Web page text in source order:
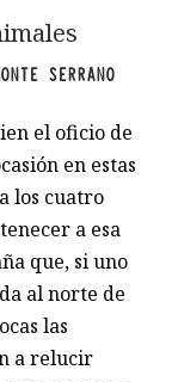
SERRANO
el oficio de
en estas
los cuatro
a esa
que, si uno
al norte de
las
a relucir